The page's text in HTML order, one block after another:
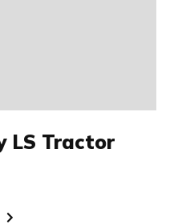
LS Tractor